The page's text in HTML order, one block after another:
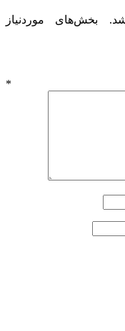
بخش‌های موردنیاز
شما *